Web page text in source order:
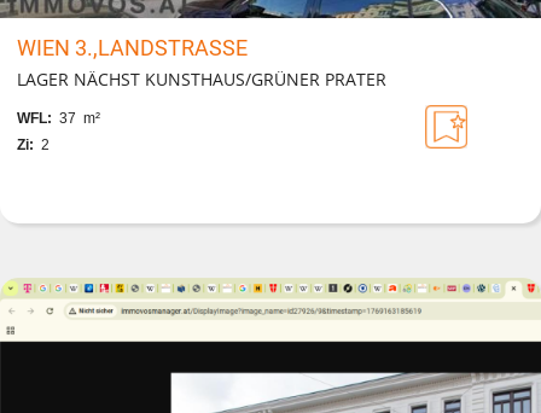
WIEN 3.,LANDSTRASSE
LAGER NÄCHST KUNSTHAUS/GRÜNER PRATER
WFL: 37 m²
Zi: 2